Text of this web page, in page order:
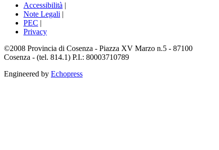
Accessibilità |
Note Legali |
PEC |
Privacy
©2008 Provincia di Cosenza - Piazza XV Marzo n.5 - 87100
Cosenza - (tel. 814.1) P.I.: 80003710789
Engineered by Echopress